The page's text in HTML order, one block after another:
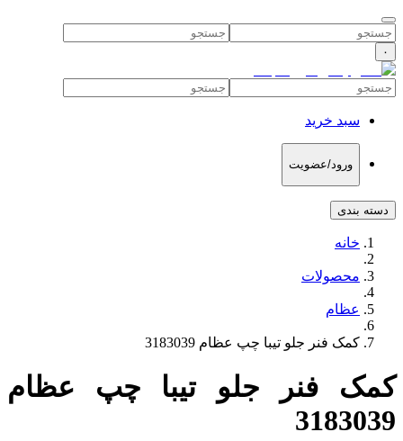
۰
سبد خرید
ورود/عضویت
دسته بندی
خانه
محصولات
عظام
کمک فنر جلو تیبا چپ عظام 3183039
کمک فنر جلو تیبا چپ عظام
3183039